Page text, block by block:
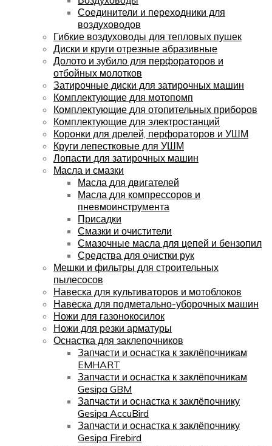
Соединители и переходники для
воздуховодов
Гибкие воздуховоды для тепловых пушек
Диски и круги отрезные абразивные
Долото и зубило для перфораторов и
отбойных молотков
Затирочные диски для затирочных машин
Комплектующие для мотопомп
Комплектующие для отопительных приборов
Комплектующие для электростанций
Коронки для дрелей, перфораторов и УШМ
Круги лепестковые для УШМ
Лопасти для затирочных машин
Масла и смазки
Масла для двигателей
Масла для компрессоров и
пневмоинструмента
Присадки
Смазки и очистители
Смазочные масла для цепей и бензопил
Средства для очистки рук
Мешки и фильтры для строительных
пылесосов
Навеска для культиваторов и мотоблоков
Навеска для подметально-уборочных машин
Ножи для газонокосилок
Ножи для резки арматуры
Оснастка для заклепочников
Запчасти и оснастка к заклёпочникам
EMHART
Запчасти и оснастка к заклёпочникам
Gesipa GBM
Запчасти и оснастка к заклёпочнику
Gesipa AccuBird
Запчасти и оснастка к заклёпочнику
Gesipa Firebird